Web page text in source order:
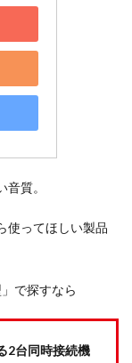
質。
使ってほしい製品
で探すなら
2台同時接続機